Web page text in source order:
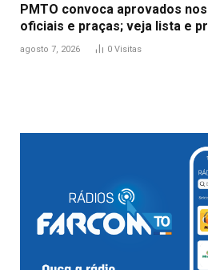
PMTO convoca aprovados
oficiais e praças; veja lista e
agosto 7, 2026 0 Visitas